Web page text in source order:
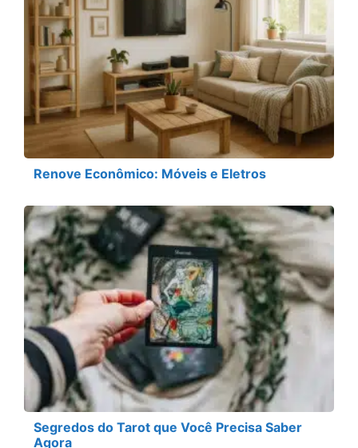
Renove Econômico: Móveis e Eletros
Segredos do Tarot que Você Precisa Saber
Agora